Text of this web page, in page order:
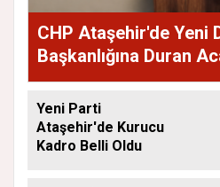
CHP Ataşehir'de Yeni
Başkanlığına Duran
Yeni Parti
Ataşehir'de Kurucu
Kadro Belli Oldu